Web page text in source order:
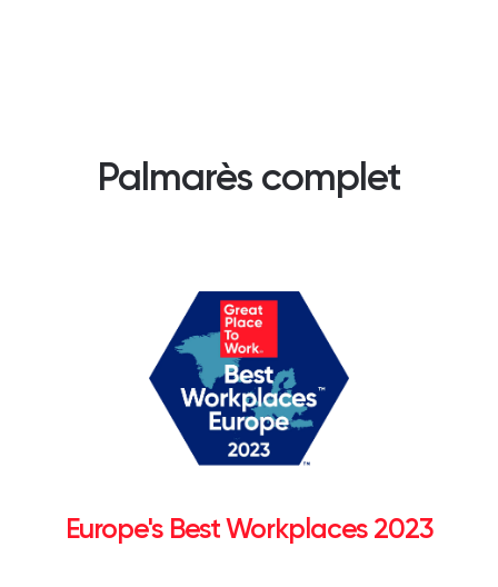
Palmarès complet
Europe's Best Workplaces 2023